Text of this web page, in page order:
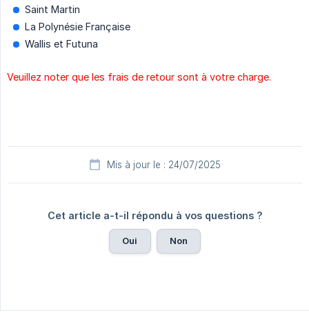
Saint Martin
La Polynésie Française
Wallis et Futuna
Veuillez noter que les frais de retour sont à votre charge.
Mis à jour le : 24/07/2025
Cet article a-t-il répondu à vos questions ?
Oui Non